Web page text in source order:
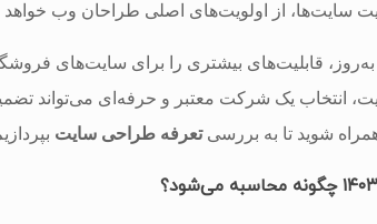
سایت‌ها، از اولویت‌های اصلی طراحان وب خواهد
به‌روز، قابلیت‌های بیشتری را برای سایت‌های
انتخاب یک شرکت معتبر و حرفه‌ای می‌تواند
شوید تا به بررسیتعرفه طراحی سایت